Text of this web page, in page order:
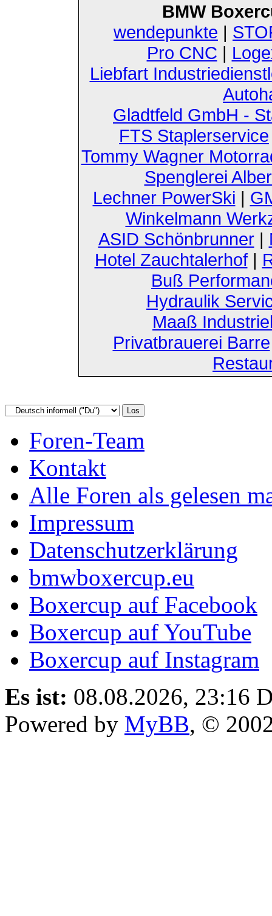
BMW
wendepunkte |
Pro CNC |
Liebfart
Gladtfeld GmbH -
FTS Staplerservice
Tommy Wagner
Spenglerei
Lechner PowerSki |
Winkelmann
ASID Schönbrunner|
Hotel Zauchtalerhof|
Buß
Hydraulik
Maaß
Privatbrauerei Barre
Foren-Team
Kontakt
Alle Foren als gelesen
Impressum
Datenschutzerklärung
bmwboxercup.eu
Boxercup auf Facebook
Boxercup auf YouTube
Boxercup auf Instagram
Es ist: 08.08.2026, 23:16
Powered by MyBB, ©